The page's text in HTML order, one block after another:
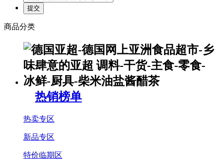
商品分类
热销榜单
热卖专区
新品专区
特价临期区